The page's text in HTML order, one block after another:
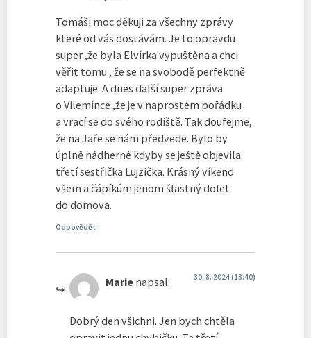
Tomáši moc děkuji za všechny zprávy
které od vás dostávám. Je to opravdu
super ,že byla Elvírka vypuštěna a chci
věřit tomu , že se na svobodě perfektně
adaptuje. A dnes další super zpráva
o Vilemínce ,že je v naprostém pořádku
a vrací se do svého rodiště. Tak doufejme,
že na Jaře se nám předvede. Bylo by
úplně nádherné kdyby se ještě objevila
třetí sestřička Lujzička. Krásný víkend
všem a čápíkúm jenom šťastný dolet
do domova.
Odpovědět
Marie napsal: 30. 8. 2024 (13:40)
Dobrý den všichni. Jen bych chtěla